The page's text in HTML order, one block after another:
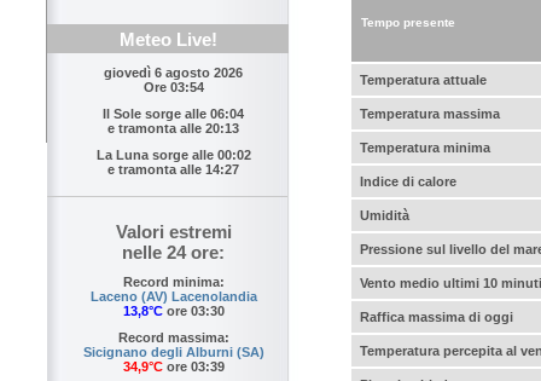
Meteo Live!
giovedì 6 agosto 2026
Ore 03:54
Il Sole sorge alle 06:04
e tramonta alle 20:13
La Luna sorge alle 00:02
e tramonta alle 14:27
Valori estremi
nelle 24 ore:
Record minima:
Laceno (AV) Lacenolandia
13,8°Core 03:30
Record massima:
Sicignano degli Alburni (SA)
34,9°Core 03:39
Tempo presente
Temperatura attuale
Temperatura massima
Temperatura minima
Indice di calore
Umidità
Pressione sul livello del
Vento medio ultimi 10 minuti
Raffica massima di oggi
Temperatura percepita al